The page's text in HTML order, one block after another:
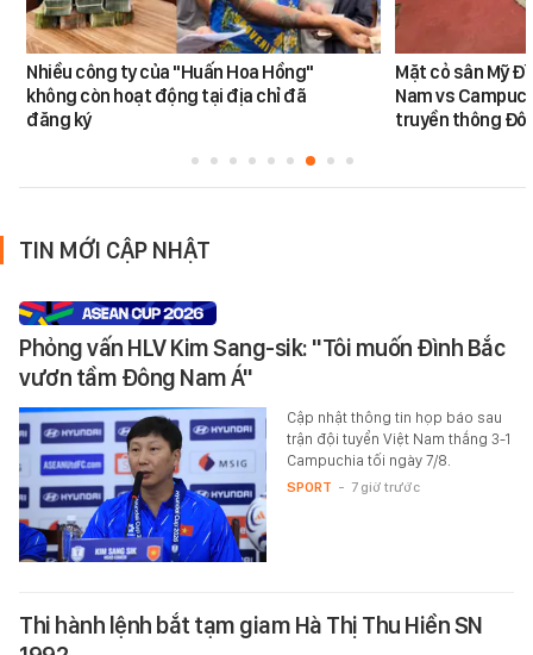
Nhiều công ty của "Huấn Hoa Hồng"
không còn hoạt động tại địa chỉ đã
đăng ký
Mặt cỏ sân Mỹ
Nam vs
truyền thông
TIN MỚI CẬP NHẬT
Phỏng vấn HLV Kim Sang-sik: "Tôi muốn Đình Bắc
vươn tầm Đông Nam Á"
Cập nhật thông tin họp báo sau
trận đội tuyển Việt Nam thắng 3-1
Campuchia tối ngày 7/8.
SPORT - 7 giờ trước
Thi hành lệnh bắt tạm giam Hà Thị Thu Hiền SN